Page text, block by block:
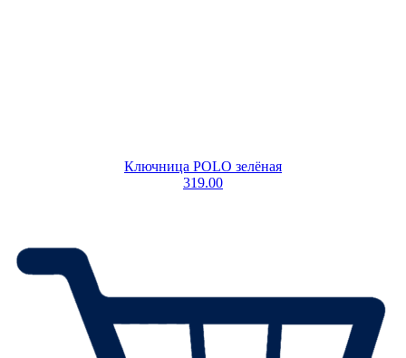
Ключница POLO зелёная
319.00